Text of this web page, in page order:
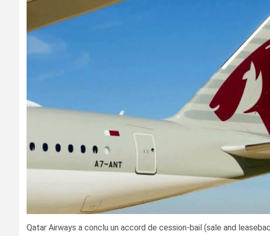
Qatar Airways a conclu un accord de cession-bail (sale and